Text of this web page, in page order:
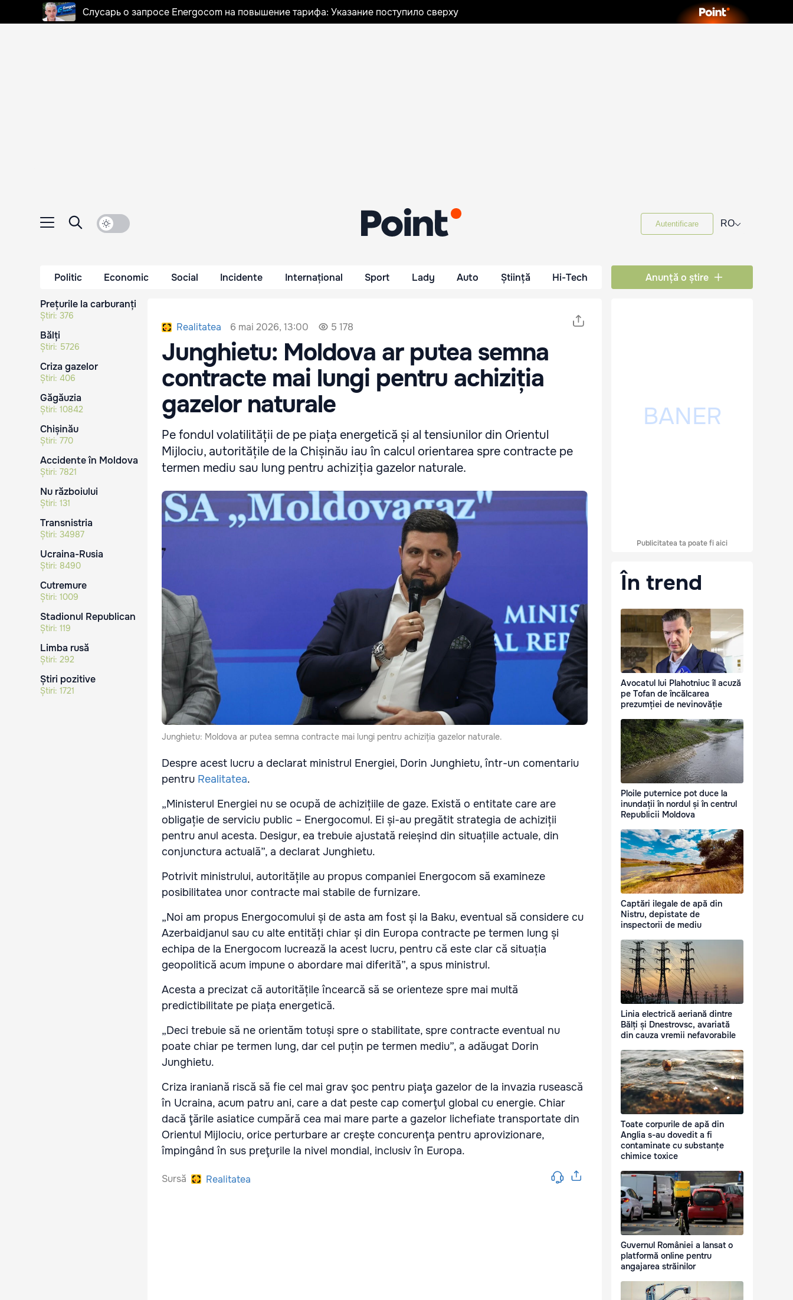
Слусарь о запросе Energocom на повышение тарифа: Указание поступило сверху
Autentificare RO⌵
Politic Economic Social Incidente Internațional Sport Lady Auto Știință Hi-Tech Anunță o știre
Prețurile la carburanți
Știri: 376
Bălți
Știri: 5726
Criza gazelor
Știri: 406
Găgăuzia
Știri: 10842
Chișinău
Știri: 770
Accidente în Moldova
Știri: 7821
Nu războiului
Știri: 131
Transnistria
Știri: 34987
Ucraina-Rusia
Știri: 8490
Cutremure
Știri: 1009
Stadionul Republican
Știri: 119
Limba rusă
Știri: 292
Știri pozitive
Știri: 1721
Realitatea 6 mai 2026, 13:00 5 178
Junghietu: Moldova ar putea semna
contracte mai lungi pentru achiziția
gazelor naturale
Pe fondul volatilității de pe piața energetică și al tensiunilor din Orientul
Mijlociu, autoritățile de la Chișinău iau în calcul orientarea spre contracte pe
termen mediu sau lung pentru achiziția gazelor naturale.
Junghietu: Moldova ar putea semna contracte mai lungi pentru achiziția gazelor naturale.
Despre acest lucru a declarat ministrul Energiei, Dorin Junghietu, într-un comentariu
pentru Realitatea.
„Ministerul Energiei nu se ocupă de achizițiile de gaze. Există o entitate care are
obligație de serviciu public – Energocomul. Ei și-au pregătit strategia de achiziții
pentru anul acesta. Desigur, ea trebuie ajustată reieșind din situațiile actuale, din
conjunctura actuală”, a declarat Junghietu.
Potrivit ministrului, autoritățile au propus companiei Energocom să examineze
posibilitatea unor contracte mai stabile de furnizare.
„Noi am propus Energocomului și de asta am fost și la Baku, eventual să considere cu
Azerbaidjanul sau cu alte entități chiar și din Europa contracte pe termen lung și
echipa de la Energocom lucrează la acest lucru, pentru că este clar că situația
geopolitică acum impune o abordare mai diferită”, a spus ministrul.
Acesta a precizat că autoritățile încearcă să se orienteze spre mai multă
predictibilitate pe piața energetică.
„Deci trebuie să ne orientăm totuși spre o stabilitate, spre contracte eventual nu
poate chiar pe termen lung, dar cel puțin pe termen mediu”, a adăugat Dorin
Junghietu.
Criza iraniană riscă să fie cel mai grav şoc pentru piaţa gazelor de la invazia rusească
în Ucraina, acum patru ani, care a dat peste cap comerţul global cu energie. Chiar
dacă ţările asiatice cumpără cea mai mare parte a gazelor lichefiate transportate din
Orientul Mijlociu, orice perturbare ar creşte concurenţa pentru aprovizionare,
împingând în sus preţurile la nivel mondial, inclusiv în Europa.
Sursă Realitatea
Publicitatea ta poate fi aici
În trend
Avocatul lui Plahotniuc îl acuză
pe Tofan de încălcarea
prezumției de nevinovăție
Ploile puternice pot duce la
inundații în nordul și în centrul
Republicii Moldova
Captări ilegale de apă din
Nistru, depistate de
inspectorii de mediu
Linia electrică aeriană dintre
Bălți și Dnestrovsc, avariată
din cauza vremii nefavorabile
Toate corpurile de apă din
Anglia s-au dovedit a fi
contaminate cu substanțe
chimice toxice
Guvernul României a lansat o
platformă online pentru
angajarea străinilor